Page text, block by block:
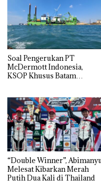
‎Soal Pengerukan PT
McDermott Indonesia,
KSOP Khusus Batam
“Double Winner”,
Melesat Kibarkan Merah
Putih Dua Kali di Thailand